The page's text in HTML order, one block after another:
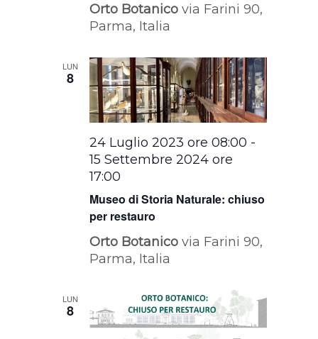
Orto Botanicovia Farini 90,
Parma, Italia
LUN
8
Museo di Storia Naturale: chiuso
per restauro
24 Luglio 2023 ore 08:00 -
15 Settembre 2024 ore
17:00
Orto Botanicovia Farini 90,
Parma, Italia
LUN
8